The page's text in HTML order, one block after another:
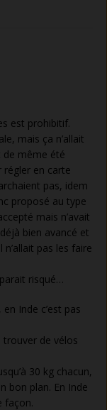
est prohibitif.
mais ça n’allait
même été
régler en carte
pas, idem
proposé au type
mais n’avait
bien avancé et
pas les faire
risqué…
Inde c’est pas
trouver de vélos
30 kg chacun,
bon plan. En Inde
façon.